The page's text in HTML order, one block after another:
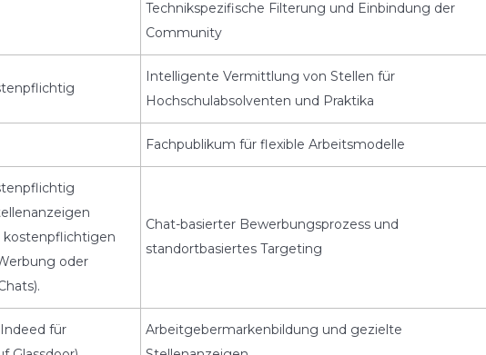
Technikspezifische Filterung und Einbindung der
Community
Intelligente Vermittlung von Stellen für
Hochschulabsolventen und Praktika
Fachpublikum für flexible Arbeitsmodelle
oder
Chat-basierter Bewerbungsprozess und
standortbasiertes Targeting
für
Arbeitgebermarkenbildung und gezielte